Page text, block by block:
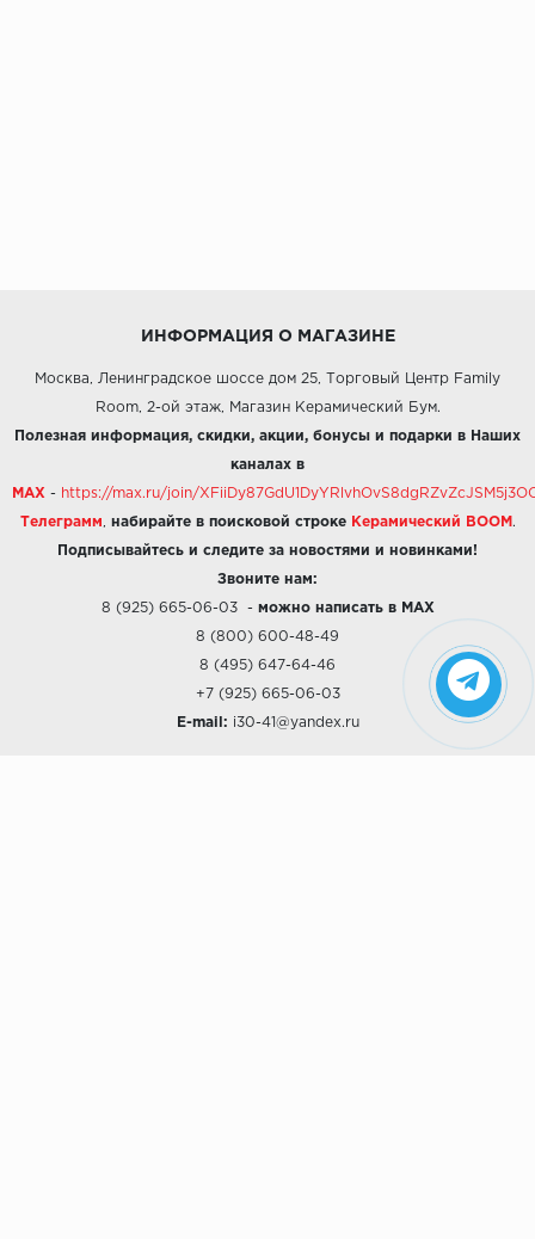
ИНФОРМАЦИЯ О МАГАЗИНЕ
Москва, Ленинградское шоссе дом 25, Торговый Центр Family
Room, 2-ой этаж, Магазин Керамический Бум.
Полезная информация, скидки, акции, бонусы и подарки в Наших
каналах в
MAX - https://max.ru/join/
Телеграмм набирайте в поисковой строке Керамический BOOM .
Подписывайтесь и следите за новостями и новинками!
Звоните нам:
8 (925) 665-06-03- можно написать в MAX
8 (800) 600-48-49
8 (495) 647-64-46
+7 (925) 665-06-03
E-mail: i30-41@yandex.ru